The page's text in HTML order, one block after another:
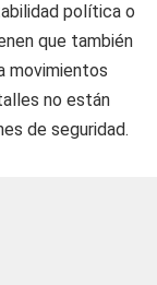
política o
que también
movimientos
no están
de seguridad.